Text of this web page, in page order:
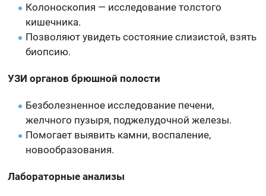
Колоноскопия — исследование толстого
кишечника.
Позволяют увидеть состояние слизистой, взять
биопсию.
УЗИ органов брюшной полости
Безболезненное исследование печени,
желчного пузыря, поджелудочной железы.
Помогает выявить камни, воспаление,
новообразования.
Лабораторные анализы